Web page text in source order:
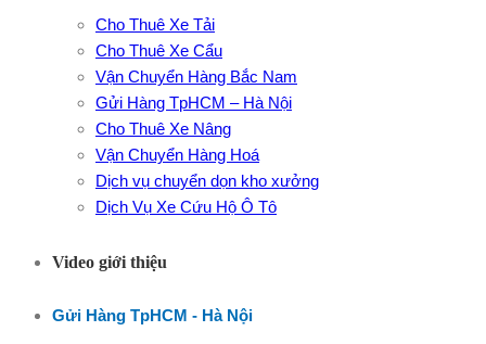
Cho Thuê Xe Tải
Cho Thuê Xe Cẩu
Vận Chuyển Hàng Bắc Nam
Gửi Hàng TpHCM – Hà Nội
Cho Thuê Xe Nâng
Vận Chuyển Hàng Hoá
Dịch vụ chuyển dọn kho xưởng
Dịch Vụ Xe Cứu Hộ Ô Tô
Video giới thiệu
Gửi Hàng TpHCM - Hà Nội